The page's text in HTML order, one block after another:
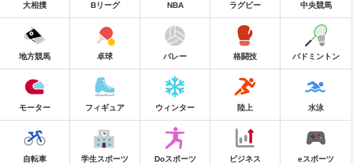
大相撲 Bリーグ NBA ラグビー 中央競馬
地方競馬 卓球 バレー 格闘技 バドミントン
モーター フィギュア ウィンター 陸上 水泳
自転車 学生スポーツ Doスポーツ ビジネス eスポーツ